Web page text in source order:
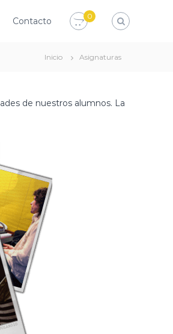
Contacto 0
Inicio Asignaturas
de nuestros alumnos. La